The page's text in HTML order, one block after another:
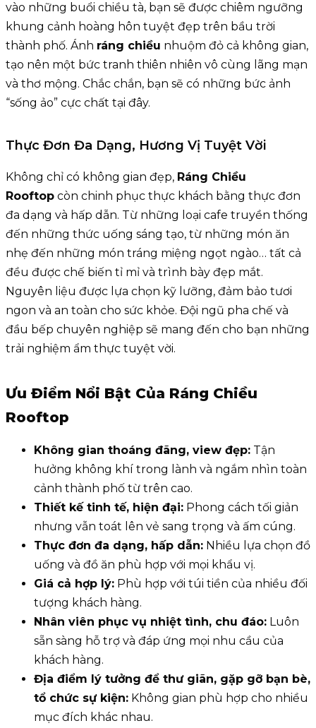
vào những buổi chiều tà, bạn sẽ được chiêm ngưỡng
khung cảnh hoàng hôn tuyệt đẹp trên bầu trời
thành phố. Ánh ráng chiều nhuộm đỏ cả không gian,
tạo nên một bức tranh thiên nhiên vô cùng lãng mạn
và thơ mộng. Chắc chắn, bạn sẽ có những bức ảnh
“sống ảo” cực chất tại đây.
Thực Đơn Đa Dạng, Hương Vị Tuyệt Vời
Không chỉ có không gian đẹp, Ráng Chiều
Rooftop còn chinh phục thực khách bằng thực đơn
đa dạng và hấp dẫn. Từ những loại cafe truyền thống
đến những thức uống sáng tạo, từ những món ăn
nhẹ đến những món tráng miệng ngọt ngào… tất cả
đều được chế biến tỉ mỉ và trình bày đẹp mắt.
Nguyên liệu được lựa chọn kỹ lưỡng, đảm bảo tươi
ngon và an toàn cho sức khỏe. Đội ngũ pha chế và
đầu bếp chuyên nghiệp sẽ mang đến cho bạn những
trải nghiệm ẩm thực tuyệt vời.
Ưu Điểm Nổi Bật Của Ráng Chiều
Rooftop
Không gian thoáng đãng, view đẹp: Tận
hưởng không khí trong lành và ngắm nhìn toàn
cảnh thành phố từ trên cao.
Thiết kế tinh tế, hiện đại: Phong cách tối giản
nhưng vẫn toát lên vẻ sang trọng và ấm cúng.
Thực đơn đa dạng, hấp dẫn: Nhiều lựa chọn đồ
uống và đồ ăn phù hợp với mọi khẩu vị.
Giá cả hợp lý: Phù hợp với túi tiền của nhiều đối
tượng khách hàng.
Nhân viên phục vụ nhiệt tình, chu đáo: Luôn
sẵn sàng hỗ trợ và đáp ứng mọi nhu cầu của
khách hàng.
Địa điểm lý tưởng để thư giãn, gặp gỡ bạn bè,
tổ chức sự kiện: Không gian phù hợp cho nhiều
mục đích khác nhau.